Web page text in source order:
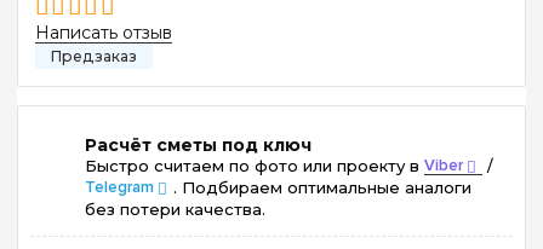
Написать отзыв
Расчёт сметы под ключ
Быстро считаем по фото или проекту в Viber
/
Telegram
. Подбираем оптимальные аналоги
без потери качества.